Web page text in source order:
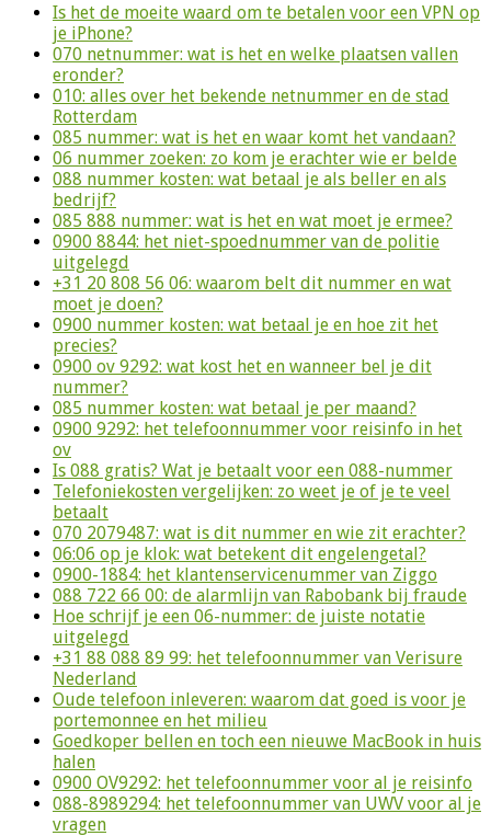
Is het de moeite waard om te betalen voor een VPN op
je iPhone?
070 netnummer: wat is het en welke plaatsen vallen
eronder?
010: alles over het bekende netnummer en de stad
Rotterdam
085 nummer: wat is het en waar komt het vandaan?
06 nummer zoeken: zo kom je erachter wie er belde
088 nummer kosten: wat betaal je als beller en als
bedrijf?
085 888 nummer: wat is het en wat moet je ermee?
0900 8844: het niet-spoednummer van de politie
uitgelegd
+31 20 808 56 06: waarom belt dit nummer en wat
moet je doen?
0900 nummer kosten: wat betaal je en hoe zit het
precies?
0900 ov 9292: wat kost het en wanneer bel je dit
nummer?
085 nummer kosten: wat betaal je per maand?
0900 9292: het telefoonnummer voor reisinfo in het
ov
Is 088 gratis? Wat je betaalt voor een 088-nummer
Telefoniekosten vergelijken: zo weet je of je te veel
betaalt
070 2079487: wat is dit nummer en wie zit erachter?
06:06 op je klok: wat betekent dit engelengetal?
0900-1884: het klantenservicenummer van Ziggo
088 722 66 00: de alarmlijn van Rabobank bij fraude
Hoe schrijf je een 06-nummer: de juiste notatie
uitgelegd
+31 88 088 89 99: het telefoonnummer van Verisure
Nederland
Oude telefoon inleveren: waarom dat goed is voor je
portemonnee en het milieu
Goedkoper bellen en toch een nieuwe MacBook in huis
halen
0900 OV9292: het telefoonnummer voor al je reisinfo
088-8989294: het telefoonnummer van UWV voor al je
vragen